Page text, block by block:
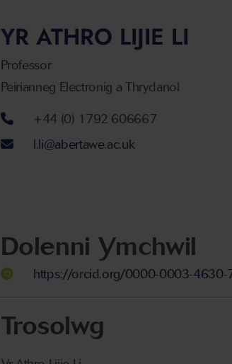
YR ATHRO LIJIE LI
Professor
Peirianneg Electronig a Thrydanol
Rhif ffôn
+44 (0) 1792 606667
Cyfeiriad ebost
l.li@abertawe.ac.uk
Dolenni Ymchwil
https://orcid.org/0000-0003-4630-
Trosolwg